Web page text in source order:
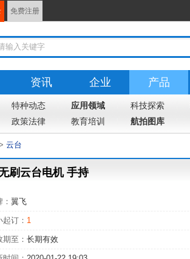
免费注册
资讯 企业 产品
杂志 地图
特种动态 应用领域 科技探索
政策法律 教育培训 航拍图库
云台
刷云台电机 手持
翼飞
起订： 1
期至： 长期有效